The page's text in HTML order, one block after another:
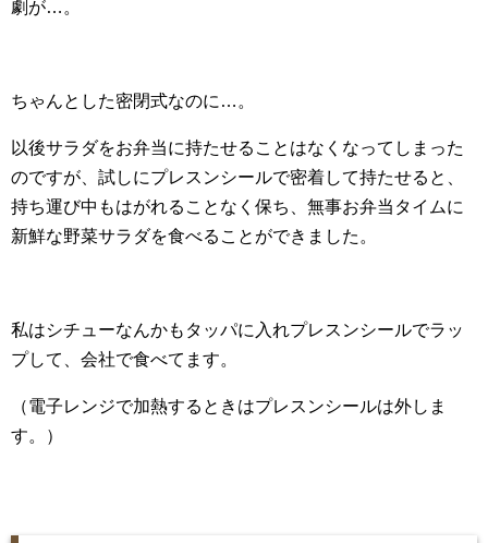
劇が…。
ちゃんとした密閉式なのに…。
以後サラダをお弁当に持たせることはなくなってしまった
のですが、試しにプレスンシールで密着して持たせると、
持ち運び中もはがれることなく保ち、無事お弁当タイムに
新鮮な野菜サラダを食べることができました。
私はシチューなんかもタッパに入れプレスンシールでラッ
プして、会社で食べてます。
（電子レンジで加熱するときはプレスンシールは外しま
す。）